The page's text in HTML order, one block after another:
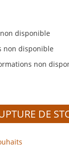
disponible
non disponible
non
DE